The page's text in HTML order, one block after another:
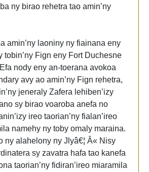
ny birao rehetra tao amin’ny
amin’ny laoniny ny fiainana eny
tobin’ny Fign eny Fort Duchesne
nody eny an-toerana avokoa
avy ao amin’ny Fign rehetra,
jeneraly Zafera lehiben’izy
sy birao voaroba anefa no
ireo taorian’ny fialan’ireo
namehy ny toby omaly maraina.
ny alahelony ny Jlyâ€¦ Â« Nisy
sy zavatra hafa tao kanefa
taorian’ny fidiran’ireo miaramila